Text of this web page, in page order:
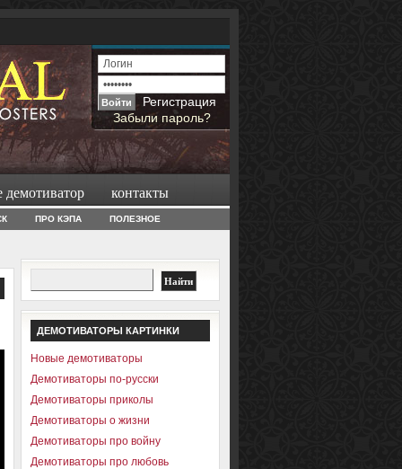
Регистрация
Забыли пароль?
демотиватор контакты
ПРО КЭПА ПОЛЕЗНОЕ
ДЕМОТИВАТОРЫ КАРТИНКИ
Новые демотиваторы
Демотиваторы по-русски
Демотиваторы приколы
Демотиваторы о жизни
Демотиваторы про войну
Демотиваторы про любовь